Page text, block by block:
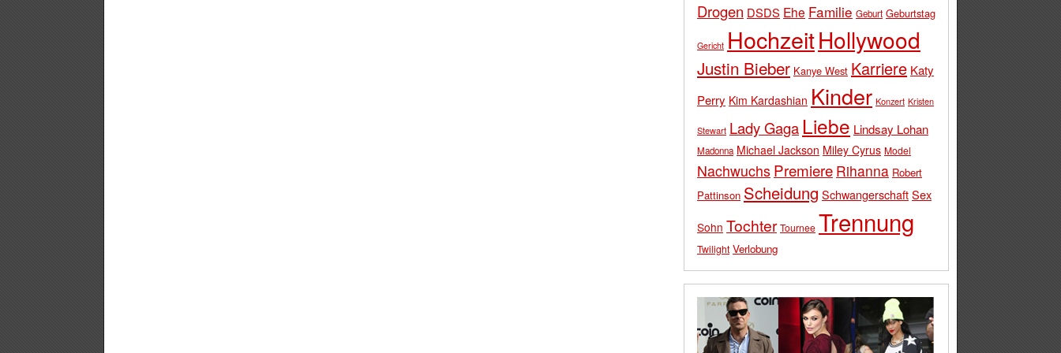
Drogen DSDS Ehe Familie Geburt Geburtstag
Gericht HochzeitHollywood
Justin Bieber Kanye West Karriere Katy
Perry Kim Kardashian Kinder Konzert Kristen
Stewart Lady Gaga Liebe Lindsay Lohan
Madonna Michael Jackson Miley Cyrus Model
Nachwuchs Premiere Rihanna Robert
Pattinson Scheidung SchwangerschaftSex
Sohn Tochter Tournee Trennung
Twilight Verlobung